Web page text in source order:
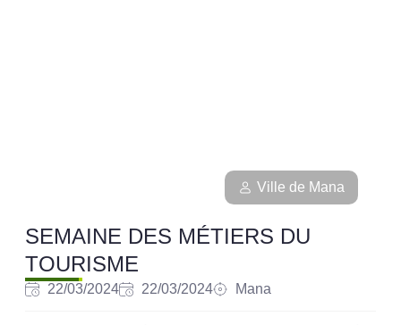
Ville de Mana
SEMAINE DES MÉTIERS DU
TOURISME
22/03/2024 22/03/2024 Mana